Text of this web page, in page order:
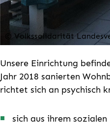
© Volkssolidarität
Unsere Einrichtung
Jahr 2018 sanierten
richtet sich an psychisch
sich aus ihrem